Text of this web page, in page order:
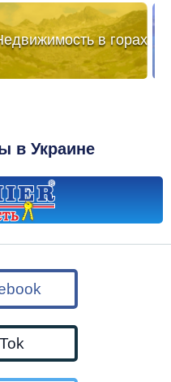
в горах
в Украине